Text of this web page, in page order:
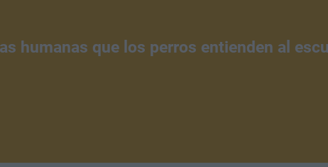
humanas que los perros entienden al